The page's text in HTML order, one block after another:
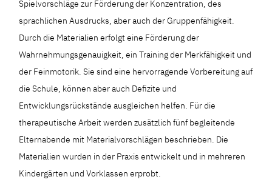
Spielvorschläge zur Förderung der Konzentration, des
sprachlichen Ausdrucks, aber auch der Gruppenfähigkeit.
Durch die Materialien erfolgt eine Förderung der
Wahrnehmungsgenauigkeit, ein Training der Merkfähigkeit und
der Feinmotorik. Sie sind eine hervorragende Vorbereitung auf
die Schule, können aber auch Defizite und
Entwicklungsrückstände ausgleichen helfen. Für die
therapeutische Arbeit werden zusätzlich fünf begleitende
Elternabende mit Materialvorschlägen beschrieben. Die
Materialien wurden in der Praxis entwickelt und in mehreren
Kindergärten und Vorklassen erprobt.